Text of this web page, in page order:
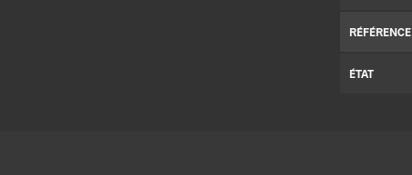
RÉFÉRENCE
ÉTAT